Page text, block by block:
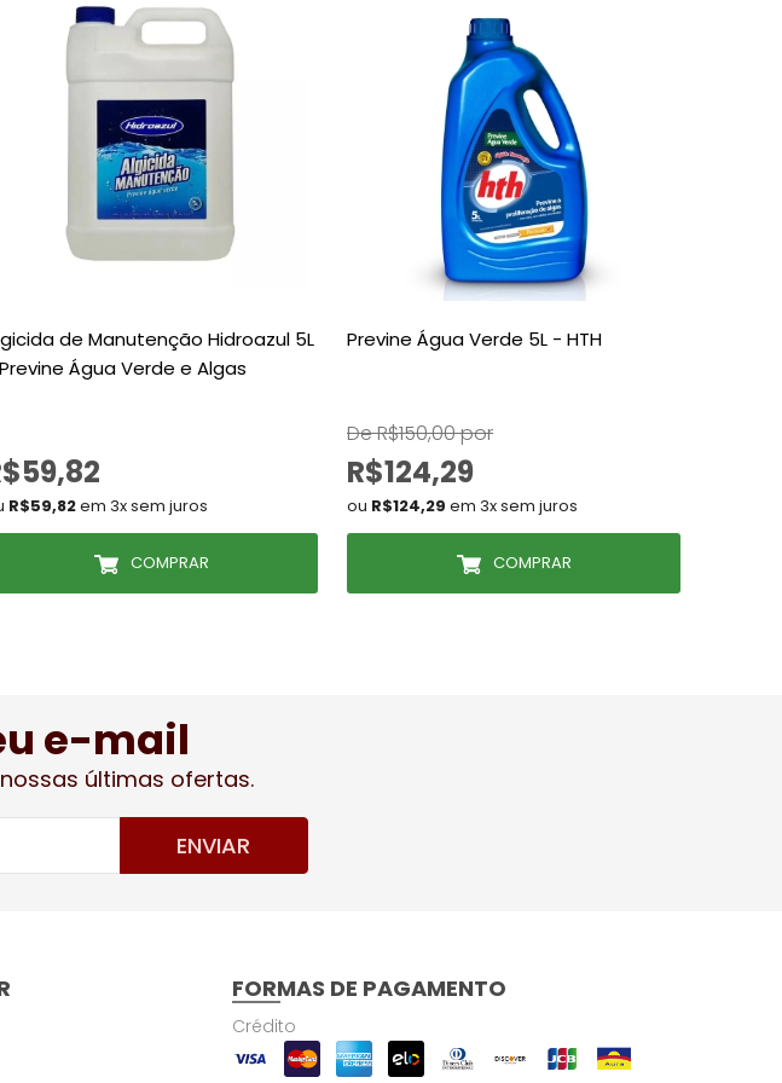
de Manutenção Hidroazul 5L
Água Verde e Algas
R$59,82em 3x sem juros
COMPRAR
Previne Água Verde 5L - HTH
De R$150,00 por
R$124,29
ou R$124,29 em 3x sem juros
COMPRAR
e-mail
últimas ofertas.
ENVIAR
FORMAS DE PAGAMENTO
Crédito